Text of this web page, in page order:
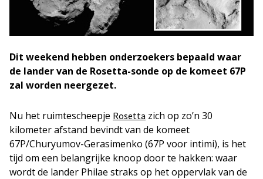
Dit weekend hebben onderzoekers bepaald waar
de lander van de Rosetta-sonde op de komeet 67P
zal worden neergezet.
Nu het ruimtescheepje Rosetta zich op zo’n 30
kilometer afstand bevindt van de komeet
67P/Churyumov-Gerasimenko (67P voor intimi), is het
tijd om een belangrijke knoop door te hakken: waar
wordt de lander Philae straks op het oppervlak van de